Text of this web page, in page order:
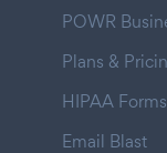
POWR
Plans &
HIPAA Forms
Email Blast